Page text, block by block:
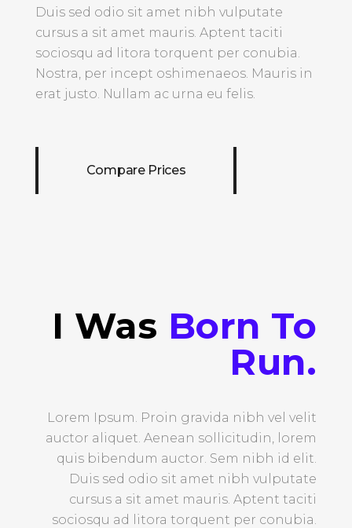
Duis sed odio sit amet nibh vulputate
cursus a sit amet mauris. Aptent taciti
sociosqu ad litora torquent per conubia.
Nostra, per incept oshimenaeos. Mauris in
erat justo. Nullam ac urna eu felis.
Compare Prices
I Was Born To
Run.
Lorem Ipsum. Proin gravida nibh vel velit
auctor aliquet. Aenean sollicitudin, lorem
quis bibendum auctor. Sem nibh id elit.
Duis sed odio sit amet nibh vulputate
cursus a sit amet mauris. Aptent taciti
sociosqu ad litora torquent per conubia.